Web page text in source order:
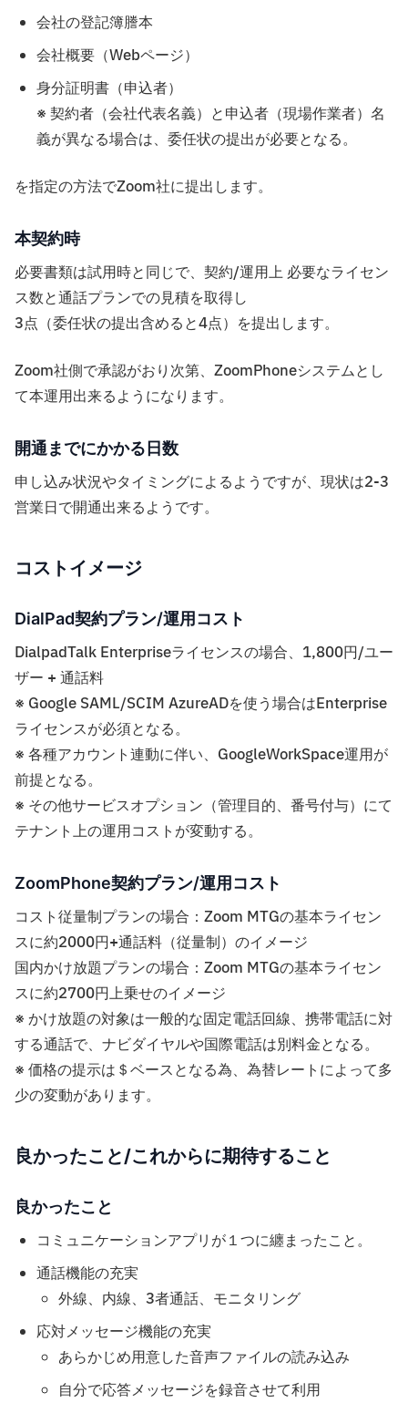
会社の登記簿謄本
会社概要（Webページ）
身分証明書（申込者）
※ 契約者（会社代表名義）と申込者（現場作業者）名
義が異なる場合は、委任状の提出が必要となる。
を指定の方法でZoom社に提出します。
本契約時
必要書類は試用時と同じで、契約/運用上 必要なライセン
ス数と通話プランでの見積を取得し
3点（委任状の提出含めると4点）を提出します。
Zoom社側で承認がおり次第、ZoomPhoneシステムとし
て本運用出来るようになります。
開通までにかかる日数
申し込み状況やタイミングによるようですが、現状は2-3
営業日で開通出来るようです。
コストイメージ
DialPad契約プラン/運用コスト
DialpadTalk Enterpriseライセンスの場合、1,800円/ユー
ザー + 通話料
※ Google SAML/SCIM AzureADを使う場合はEnterprise
ライセンスが必須となる。
※ 各種アカウント連動に伴い、GoogleWorkSpace運用が
前提となる。
※ その他サービスオプション（管理目的、番号付与）にて
テナント上の運用コストが変動する。
ZoomPhone契約プラン/運用コスト
コスト従量制プランの場合：Zoom MTGの基本ライセン
スに約2000円+通話料（従量制）のイメージ
国内かけ放題プランの場合：Zoom MTGの基本ライセン
スに約2700円上乗せのイメージ
※ かけ放題の対象は一般的な固定電話回線、携帯電話に対
する通話で、ナビダイヤルや国際電話は別料金となる。
※ 価格の提示は＄ベースとなる為、為替レートによって多
少の変動があります。
良かったこと/これからに期待すること
良かったこと
コミュニケーションアプリが１つに纏まったこと。
通話機能の充実
外線、内線、3者通話、モニタリング
応対メッセージ機能の充実
あらかじめ用意した音声ファイルの読み込み
自分で応答メッセージを録音させて利用